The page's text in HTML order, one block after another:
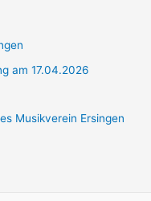
am 17.04.2026
Musikverein Ersingen